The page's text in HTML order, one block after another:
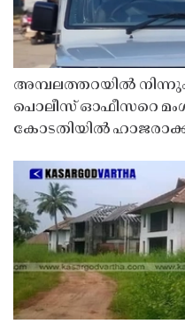
അമ്പലത്തറയിൽ
പൊലീസ് ഓഫീസറെ
കോടതിയിൽ